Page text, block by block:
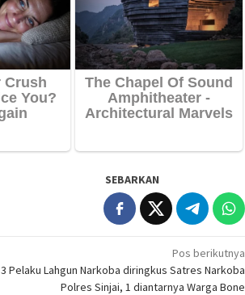
SEBARKAN
Pos berikutnya
3 Pelaku Lahgun Narkoba diringkus Satres Narkoba
Polres Sinjai, 1 diantarnya Warga Bone